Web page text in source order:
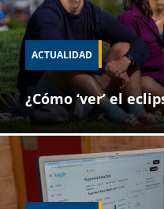
ACTUALIDAD
¿Cómo ‘ver’ el